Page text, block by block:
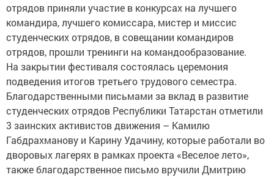
отрядов приняли участие в конкурсах на лучшего
командира, лучшего комиссара, мистер и миссис
студенческих отрядов, в совещании командиров
отрядов, прошли тренинги на командообразование.
На закрытии фестиваля состоялась церемония
подведения итогов третьего трудового семестра.
Благодарственными письмами за вклад в развитие
студенческих отрядов Республики Татарстан отметили
3 заинских активистов движения – Камилю
Габдрахманову и Карину Удачину, которые работали во
дворовых лагерях в рамках проекта «Веселое лето»,
также благодарственное письмо вручили Дмитрию